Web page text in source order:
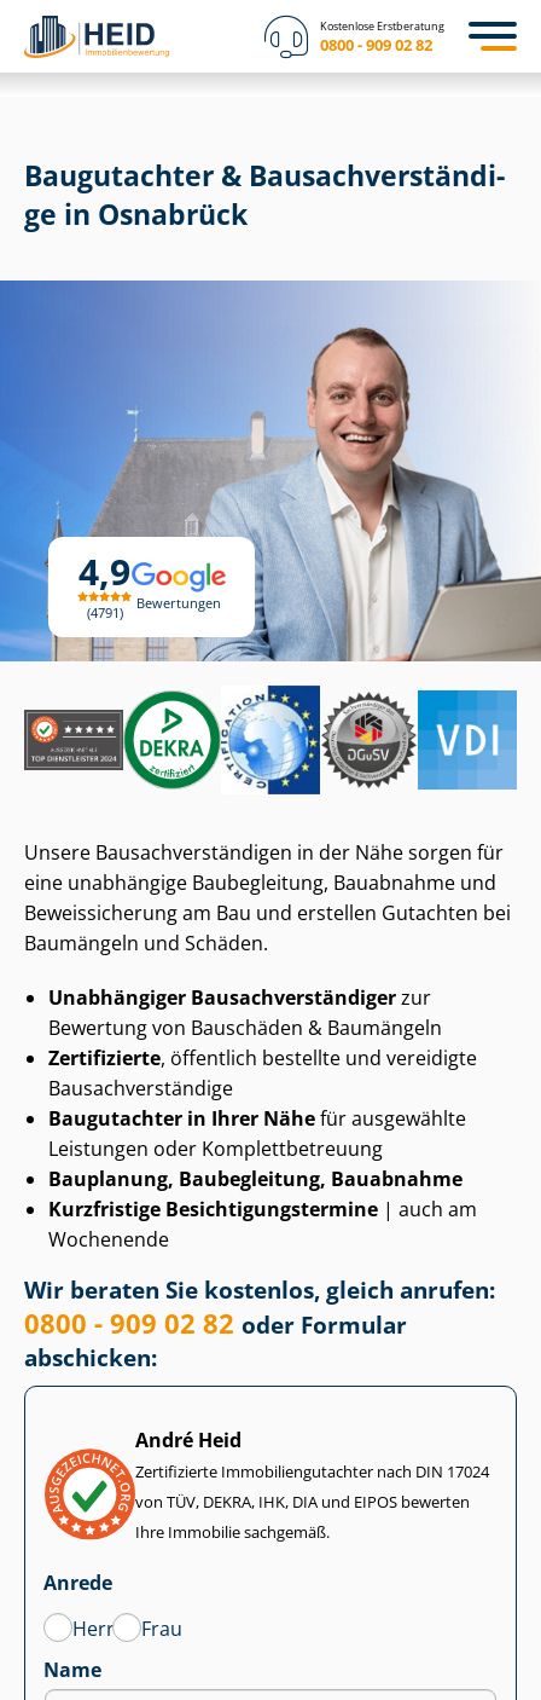
Kostenlose Erstberatung
0800 - 909 02 82
4,9
4791
Bewertungen
Baugutachter & Bau­sach­ver­stän­di­
ge in Osnabrück
Unsere Bau­sach­ver­stän­di­gen in der Nähe sorgen für
eine unabhängige Baubegleitung, Bauabnahme und
Beweissicherung am Bau und erstellen Gutachten bei
Baumängeln und Schäden.
Unabhängiger Bau­sach­ver­stän­di­gerzur
Bewertung von Bauschäden & Baumängeln
Zertifizierte, öffentlich bestellte und vereidigte
Bau­sach­ver­stän­di­ge
Baugutachter in Ihrer Nähefür ausgewählte
Leistungen oder Kom­plett­be­treu­ung
Bauplanung, Baubegleitung, Bauabnahme
Kurzfristige Be­sich­ti­gungs­ter­mi­ne | auch am
Wochenende
Wir beraten Sie kostenlos, gleich anrufen:
0800 - 909 02 82 oder Formular
abschicken:
André Heid
Zertifizierte Im­mo­bi­li­en­gut­ach­ter nach DIN 17024
von TÜV, DEKRA, IHK, DIA und EIPOS bewerten
Ihre Immobilie sachgemäß.
Anrede
Herr
Frau
Name